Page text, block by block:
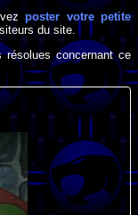
poster votre petite
du site.
résolues concernant ce